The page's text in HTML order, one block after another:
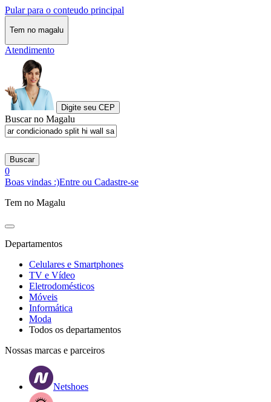
Pular para o conteudo principal
Tem no magalu
Atendimento
Digite seu CEP
Buscar no Magalu
Buscar
0
Boas vindas :)Entre ou Cadastre-se
Tem no Magalu
Departamentos
Celulares e Smartphones
TV e Vídeo
Eletrodomésticos
Móveis
Informática
Moda
Todos os departamentos
Nossas marcas e parceiros
Netshoes